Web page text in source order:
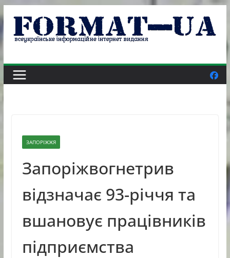
to
content
ЗАПОРІЖЖЯ
Запоріжвогнетрив
відзначає 93-річчя та
вшановує працівників
підприємства